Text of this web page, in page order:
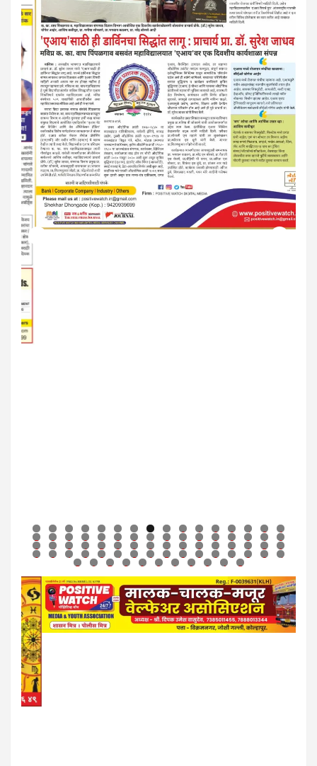
0 1 2 3 4 5 6
7 8 9 0 1 2 3 4 5 6 7 8 9 0 1 2
3 4 5 6 7 8 9 0 1 2 3 4 5 6 7 8
9 0 1 2 3 4 5 6 7 8 9 0 1 2 3 4
5 6 7 8 9 0 1 2 3 4 5